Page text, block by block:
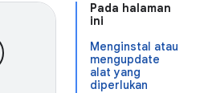
Pada halaman
ini
Menginstal atau
mengupdate
alat yang
diperlukan